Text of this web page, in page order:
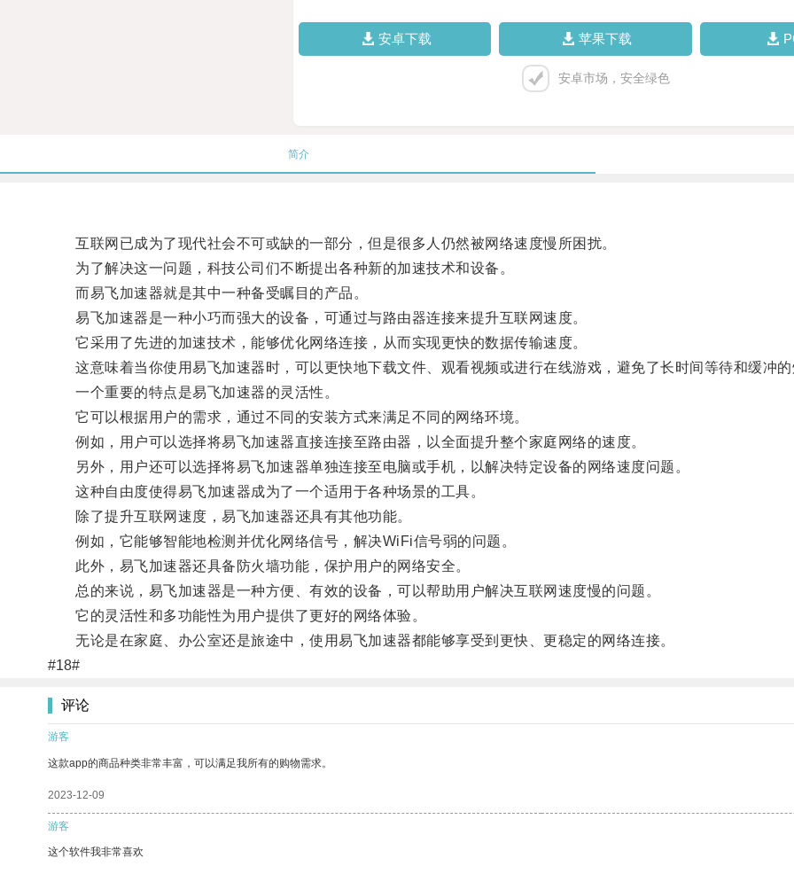
安卓下载 苹果下载
安卓市场，安全绿色
简介
互联网已成为了现代社会不可或缺的一部分，但是很多人仍然被网络速度慢所困扰。
为了解决这一问题，科技公司们不断提出各种新的加速技术和设备。
而易飞加速器就是其中一种备受瞩目的产品。
易飞加速器是一种小巧而强大的设备，可通过与路由器连接来提升互联网速度。
它采用了先进的加速技术，能够优化网络连接，从而实现更快的数据传输速度。
这意味着当你使用易飞加速器时，可以更快地下载文件、观看视频或进行在线游戏，避免了长时间等待和缓冲
一个重要的特点是易飞加速器的灵活性。
它可以根据用户的需求，通过不同的安装方式来满足不同的网络环境。
例如，用户可以选择将易飞加速器直接连接至路由器，以全面提升整个家庭网络的速度。
另外，用户还可以选择将易飞加速器单独连接至电脑或手机，以解决特定设备的网络速度问题。
这种自由度使得易飞加速器成为了一个适用于各种场景的工具。
除了提升互联网速度，易飞加速器还具有其他功能。
例如，它能够智能地检测并优化网络信号，解决WiFi信号弱的问题。
此外，易飞加速器还具备防火墙功能，保护用户的网络安全。
总的来说，易飞加速器是一种方便、有效的设备，可以帮助用户解决互联网速度慢的问题。
它的灵活性和多功能性为用户提供了更好的网络体验。
无论是在家庭、办公室还是旅途中，使用易飞加速器都能够享受到更快、更稳定的网络连接。
#18#
评论
游客
这款app的商品种类非常丰富，可以满足我所有的购物需求。
2023-12-09
游客
这个软件我非常喜欢